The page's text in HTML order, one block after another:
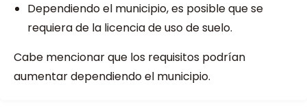
Dependiendo el municipio, es posible que se
requiera de la licencia de uso de suelo.
Cabe mencionar que los requisitos podrían
aumentar dependiendo el municipio.